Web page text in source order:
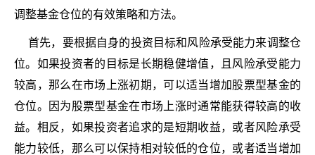
调整基金仓位的有效策略和方法。
首先，要根据自身的投资目标和风险承受能力来调整仓
位。如果投资者的目标是长期稳健增值，且风险承受能力
较高，那么在市场上涨初期，可以适当增加股票型基金的
仓位。因为股票型基金在市场上涨时通常能获得较高的收
益。相反，如果投资者追求的是短期收益，或者风险承受
能力较低，那么可以保持相对较低的仓位，或者适当增加